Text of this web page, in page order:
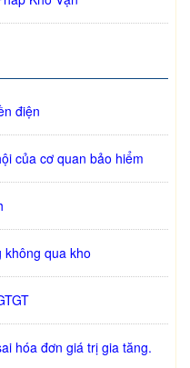
điện
của cơ quan bảo hiểm
qua kho
hóa đơn giá trị gia tăng.